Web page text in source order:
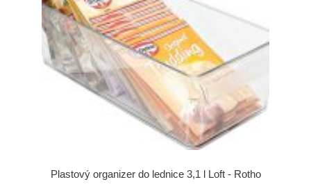
Plastový organizer do lednice 3,1 l Loft - Rotho